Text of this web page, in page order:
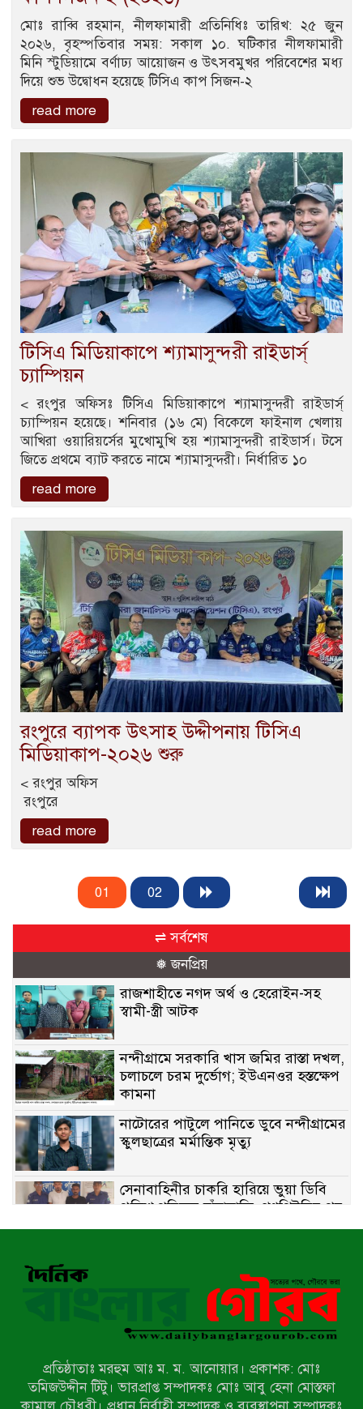
মোঃ রাব্বি রহমান, নীলফামারী প্রতিনিধিঃ তারিখ: ২৫ জুন
২০২৬, বৃহস্পতিবার সময়: সকাল ১০. ঘটিকার নীলফামারী
মিনি স্টুডিয়ামে বর্ণাঢ্য আয়োজন ও উৎসবমুখর পরিবেশের মধ্য
দিয়ে শুভ উদ্বোধন হয়েছে টিসিএ কাপ সিজন-২
read more
টিসিএ মিডিয়াকাপে শ্যামাসুন্দরী রাইডার্স্
চ্যাম্পিয়ন
< রংপুর অফিসঃ টিসিএ মিডিয়াকাপে শ্যামাসুন্দরী রাইডার্স্
চ্যাম্পিয়ন হয়েছে। শনিবার (১৬ মে) বিকেলে ফাইনাল খেলায়
আখিরা ওয়ারিয়র্সের মুখোমুখি হয় শ্যামাসুন্দরী রাইডার্স। টসে
জিতে প্রথমে ব্যাট করতে নামে শ্যামাসুন্দরী। নির্ধারিত ১০
read more
রংপুরে ব্যাপক উৎসাহ উদ্দীপনায় টিসিএ
মিডিয়াকাপ-২০২৬ শুরু
< রংপুর অফিস
রংপুরে
read more
01 02
⇌ সর্বশেষ
❅ জনপ্রিয়
রাজশাহীতে নগদ অর্থ ও হেরোইন-সহ
স্বামী-স্ত্রী আটক
নন্দীগ্রামে সরকারি খাস জমির রাস্তা দখল,
চলাচলে চরম দুর্ভোগ; ইউএনওর হস্তক্ষেপ
কামনা
নাটোরের পাটুলে পানিতে ডুবে নন্দীগ্রামের
স্কুলছাত্রের মর্মান্তিক মৃত্যু
সেনাবাহিনীর চাকরি হারিয়ে ভুয়া ডিবি
পুলিশ পরিচয়ে চাঁদাবাজি, গণপিটুনির পর
কারাগারে প্রতারক।
প্রথম স্থান অর্জন; সংস্কৃতি অঙ্গনেও রয়েছে
তাঁর বহুমুখী প্রতিভা!
আওয়ামী সন্ত্রাসীদের দ্রুত গ্রেফতার ও
বিচারের দাবিতে নীলফামারীতে বিক্ষোভ ও
লালপুরে মাদকবিরোধী অভিযান: ৩ জনের
কারাদণ্ড ও অর্থদণ্ড
প্রতিষ্ঠাতাঃ মরহুম আঃ ম. ম. আনোয়ার। প্রকাশক: মোঃ
তমিজউদ্দীন টিটু। ভারপ্রাপ্ত সম্পাদকঃ মোঃ আবু হেনা মোস্তফা